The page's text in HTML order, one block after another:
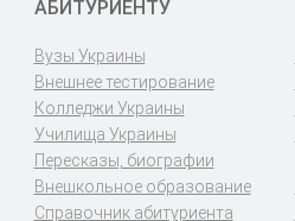
АБИТУРИЕНТУ
Вузы Украины
Внешнее тестирование
Колледжи Украины
Училища Украины
Пересказы, биографии
Внешкольное образование
Справочник абитуриента